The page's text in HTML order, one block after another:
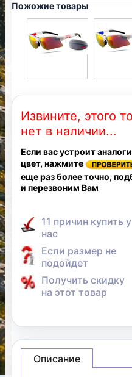
Пожожие товары
Извините, этого
нет в наличии...
Если вас устроит
цвет, нажмите
еще раз более точно,
и перезвоним Вам
11 причин купить у
нас
Если размер не
подойдет
Получить скидку
на этот товар
Описание